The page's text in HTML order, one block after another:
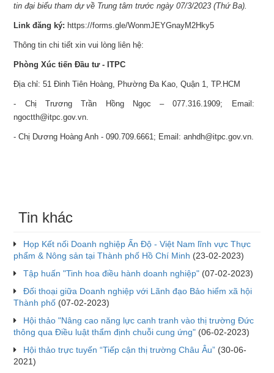
tin đại biểu tham dự về Trung tâm trước ngày 07/3/2023 (Thứ Ba).
Link đăng ký: https://forms.gle/WonmJEYGnayM2Hky5
Thông tin chi tiết xin vui lòng liên hệ:
Phòng Xúc tiến Đầu tư - ITPC
Địa chỉ: 51 Đinh Tiên Hoàng, Phường Đa Kao, Quận 1, TP.HCM
- Chị Trương Trần Hồng Ngọc – 077.316.1909; Email:
ngoctth@itpc.gov.vn.
- Chị Dương Hoàng Anh - 090.709.6661; Email: anhdh@itpc.gov.vn.
Tin khác
Họp Kết nối Doanh nghiệp Ấn Độ - Việt Nam lĩnh vực Thực
phẩm & Nông sản tại Thành phố Hồ Chí Minh (23-02-2023)
Tập huấn "Tinh hoa điều hành doanh nghiệp" (07-02-2023)
Đối thoại giữa Doanh nghiệp với Lãnh đạo Bảo hiểm xã hội
Thành phố (07-02-2023)
Hội thảo "Nâng cao năng lực canh tranh vào thị trường Đức
thông qua Điều luật thẩm định chuỗi cung ứng" (06-02-2023)
Hội thảo trực tuyến “Tiếp cận thị trường Châu Âu” (30-06-
2021)